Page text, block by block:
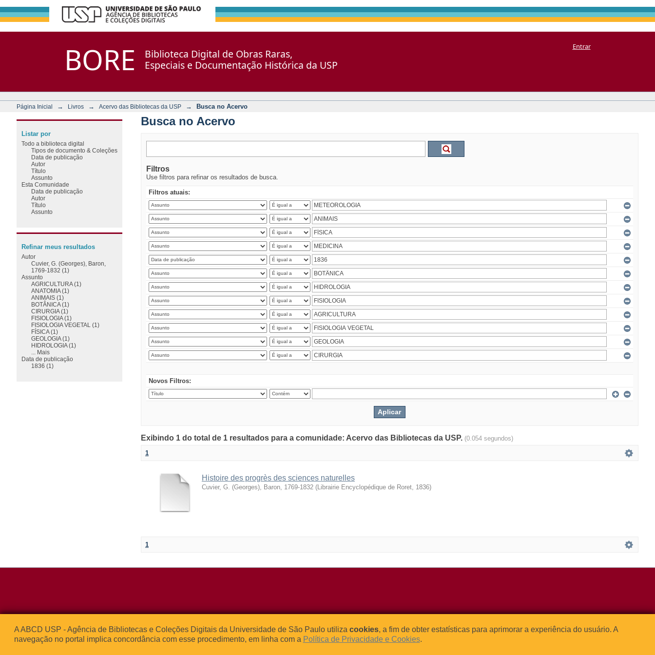
BORE
Biblioteca Digital de Obras Raras,
Especiais e Documentação Histórica da USP
Entrar
Página Inicial → Livros → Acervo das Bibliotecas da USP → Busca no Acervo
Busca no Acervo
Filtros
Use filtros para refinar os resultados de busca.
Filtros atuais:
Novos Filtros:
Exibindo 1 do total de 1 resultados para a comunidade: Acervo das Bibliotecas da USP. (0.054 segundos)
1
Histoire des progrès des sciences naturelles
Cuvier, G. (Georges), Baron, 1769-1832 (Librairie Encyclopédique de Roret, 1836)
1
Listar por
Todo a biblioteca digital
Tipos de documento & Coleções
Data de publicação
Autor
Título
Assunto
Esta Comunidade
Data de publicação
Autor
Título
Assunto
Refinar meus resultados
Autor
Cuvier, G. (Georges), Baron,
1769-1832 (1)
Assunto
AGRICULTURA (1)
ANATOMIA (1)
ANIMAIS (1)
BOTÂNICA (1)
CIRURGIA (1)
FISIOLOGIA (1)
FISIOLOGIA VEGETAL (1)
FÍSICA (1)
GEOLOGIA (1)
HIDROLOGIA (1)
... Mais
Data de publicação
1836 (1)
Rua da Praça do Relógio, 109 – Bloco L
05508-050 – Cidade Universitária
São Paulo, SP – Brasil
Tel: (0xx11) 3091-4195 / (0xx11) 3091-1541
Fax: (0xx11) 3091-1567
E-mail:atendimento@abcd.usp.br
  
A ABCD USP - Agência de Bibliotecas e Coleções Digitais da Universidade de São Paulo utiliza cookies, a fim de obter estatísticas para aprimorar a experiência do usuário. A
navegação no portal implica concordância com esse procedimento, em linha com a Política de Privacidade e Cookies.